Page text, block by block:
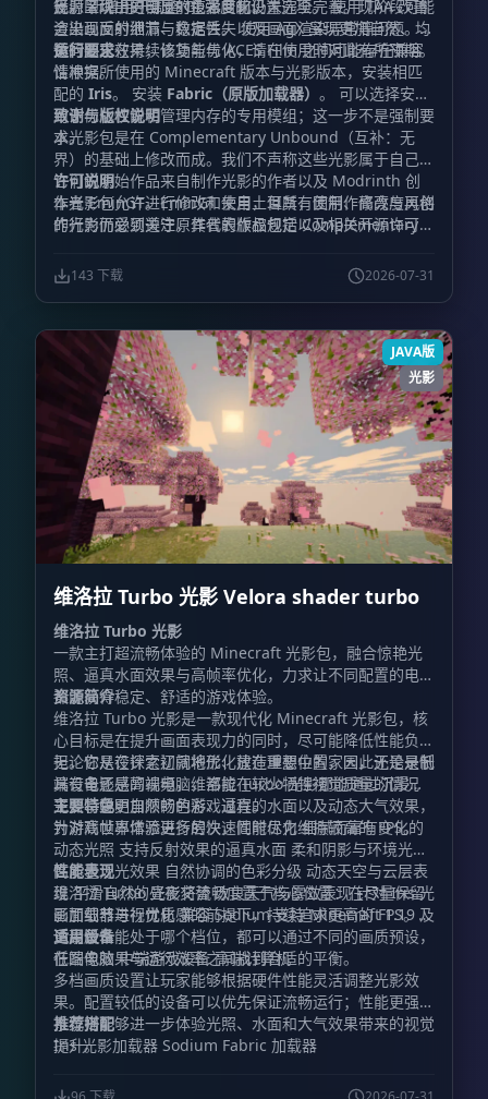
光源呈现出更明显的色彩变化。
镜。 新增用于调整 GI 强度的设置选项。 使用 TAA 改善
渲染画面的细节与稳定性。 使用 AgX 呈现更加自然、均
衡的阳光效果；该功能与 ACES Film 之间可能存在兼容
性冲突。
反射区块中的自反射技术目前仍未完全完善。现阶段可能
会出现反射泄漏、数据丢失以及画面渲染异常等问题。相
关问题正在持续修复与优化，请在使用时对此有所预期。
运行要求
请根据所使用的 Minecraft 版本与光影版本，安装相匹
配的 Iris。 安装 Fabric（原版加载器） 。 可以选择安装
用于优化性能和管理内存的专用模组；这一步不是强制要
求。
致谢与版权说明
本光影包是在 Complementary Unbound（互补：无
界）的基础上修改而成。我们不声称这些光影属于自己，
它们的原始作品来自制作光影的作者以及 Modrinth 创
作者 EminGT。EminGT 来自土耳其，因制作高亮度风格
的光影而受到关注，其代表作品包括 Complementary
Shaders（互补光影）以及 Complementary
Reimagined（互补：重构版）。
许可说明
本光影包允许进行修改和使用，但所有使用、修改与再创
作行为仍必须遵守原作者的版权规定以及相关开源许可要
143 下载 2026-07-31
JAVA版
光影
维洛拉 Turbo 光影 Velora shader turbo
维洛拉 Turbo 光影
一款主打超流畅体验的 Minecraft 光影包，融合惊艳光
照、逼真水面效果与高帧率优化，力求让不同配置的电脑
都能获得稳定、舒适的游戏体验。
资源简介
维洛拉 Turbo 光影是一款现代化 Minecraft 光影包，核
心目标是在提升画面表现力的同时，尽可能降低性能负
担。它从设计之初就将优化放在重要位置，因此无论是低
端设备还是高端电脑，都能在较少牺牲视觉质量的情况
下，享受更加顺畅的游戏过程。
无论你是在探索辽阔地形、建造理想中的家园，还是录制
具有电影感的视频，维洛拉 Turbo 光影都能通过沉浸式
光照、鲜明自然的色彩、逼真的水面以及动态大气效果，
为游戏世界增添更多层次，同时尽力维持较高的 FPS。
主要特色
针对高帧率体验进行的快速性能优化 细腻而富有变化的
动态光照 支持反射效果的逼真水面 柔和阴影与环境光照
高质量泛光效果 自然协调的色彩分级 动态天空与云层表
现 平滑自然的昼夜交替 改良天气与雾效表现 针对 Iris 光
影加载器进行优化 兼容 Sodium 支持 Minecraft 1.19 及
更高版本
性能表现
维洛拉 Turbo 光影将流畅度置于核心位置：在尽量保留
画面细节与视觉质感的前提下，持续追求更高的 FPS。无
论设备性能处于哪个档位，都可以通过不同的画质预设，
在图像效果与运行效率之间找到合适的平衡。
适用设备
低端电脑 中端游戏设备 高端计算机
多档画质设置让玩家能够根据硬件性能灵活调整光影效
果。配置较低的设备可以优先保证流畅运行；性能更强的
系统则能够进一步体验光照、水面和大气效果带来的视觉
提升。
推荐搭配
Iris 光影加载器 Sodium Fabric 加载器